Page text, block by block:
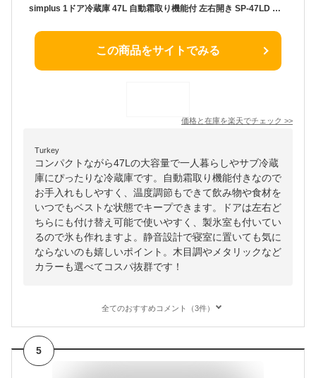
simplus 1ドア冷蔵庫 47L 自動霜取り機能付 左右開き SP-47LD 一人暮らし 小型 コンパクト シンプラス 大容量 温度調整可 両開き 製氷 サブ冷蔵庫 ミニ冷蔵庫 新生活 リビング 寝室【送料無料】【レビュー報告で置き型脱臭剤】
この商品をサイトでみる
価格と在庫を楽天でチェック >>
Turkey
コンパクトながら47Lの大容量で一人暮らしやサブ冷蔵
庫にぴったりな冷蔵庫です。自動霜取り機能付きなので
お手入れもしやすく、温度調節もできて飲み物や食材を
いつでもベストな状態でキープできます。ドアは左右ど
ちらにも付け替え可能で使いやすく、製氷室も付いてい
るので氷も作れますよ。静音設計で寝室に置いても気に
ならないのも嬉しいポイント。木目調やメタリックなど
カラーも選べてコスパ抜群です！
全てのおすすめコメント（3件）
5